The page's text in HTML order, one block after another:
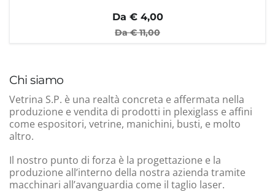
Chi siamo
Vetrina S.P. è una realtà concreta e affermata nella
produzione e vendita di prodotti in plexiglass e affini
come espositori, vetrine, manichini, busti, e molto
altro.
Il nostro punto di forza è la progettazione e la
produzione all’interno della nostra azienda tramite
macchinari all’avanguardia come il taglio laser.
Da €4,00
Da €11,00